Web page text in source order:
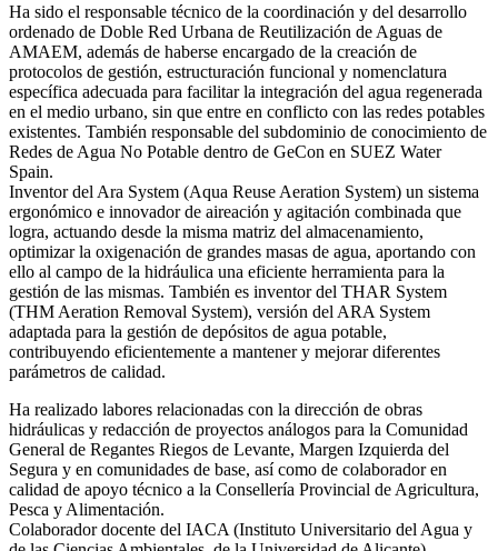
Ha sido el responsable técnico de la coordinación y del desarrollo
ordenado de Doble Red Urbana de Reutilización de Aguas de
AMAEM, además de haberse encargado de la creación de
protocolos de gestión, estructuración funcional y nomenclatura
específica adecuada para facilitar la integración del agua regenerada
en el medio urbano, sin que entre en conflicto con las redes potables
existentes. También responsable del subdominio de conocimiento de
Redes de Agua No Potable dentro de GeCon en SUEZ Water
Spain.
Inventor del Ara System (Aqua Reuse Aeration System) un sistema
ergonómico e innovador de aireación y agitación combinada que
logra, actuando desde la misma matriz del almacenamiento,
optimizar la oxigenación de grandes masas de agua, aportando con
ello al campo de la hidráulica una eficiente herramienta para la
gestión de las mismas. También es inventor del THAR System
(THM Aeration Removal System), versión del ARA System
adaptada para la gestión de depósitos de agua potable,
contribuyendo eficientemente a mantener y mejorar diferentes
parámetros de calidad.
Ha realizado labores relacionadas con la dirección de obras
hidráulicas y redacción de proyectos análogos para la Comunidad
General de Regantes Riegos de Levante, Margen Izquierda del
Segura y en comunidades de base, así como de colaborador en
calidad de apoyo técnico a la Consellería Provincial de Agricultura,
Pesca y Alimentación.
Colaborador docente del IACA (Instituto Universitario del Agua y